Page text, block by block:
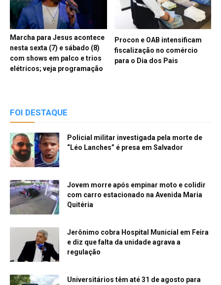
Marcha para Jesus acontece
nesta sexta (7) e sábado (8)
com shows em palco e trios
elétricos; veja programação
Procon e OAB intensificam
fiscalização no comércio
para o Dia dos Pais
FOI DESTAQUE
Policial militar investigada pela morte de
“Léo Lanches” é presa em Salvador
Jovem morre após empinar moto e colidir
com carro estacionado na Avenida Maria
Quitéria
Jerônimo cobra Hospital Municial em Feira
e diz que falta da unidade agrava a
regulação
Universitários têm até 31 de agosto para